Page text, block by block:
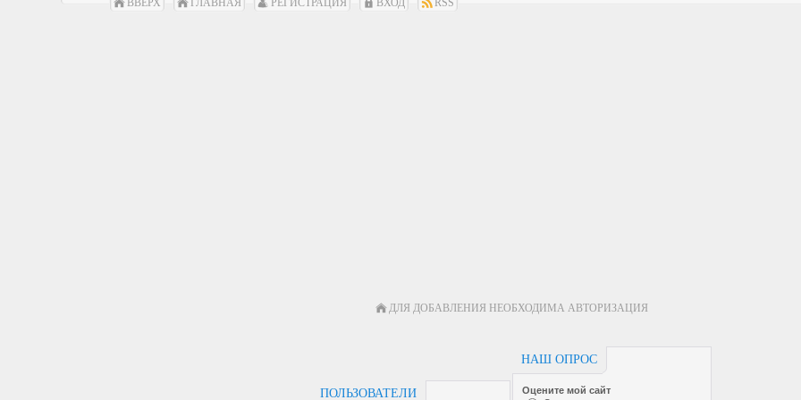
ВВЕРХ ГЛАВНАЯ РЕГИСТРАЦИЯ ВХОД RSS
ДЛЯ ДОБАВЛЕНИЯ НЕОБХОДИМА АВТОРИЗАЦИЯ
ПОЛЬЗОВАТЕЛИ
НАШ ОПРОС
Оцените мой сайт